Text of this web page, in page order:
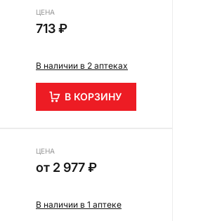
ЦЕНА
713 ₽
В наличии в 2 аптеках
В КОРЗИНУ
ЦЕНА
от 2 977 ₽
В наличии в 1 аптеке